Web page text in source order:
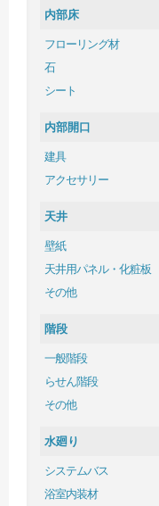
内部床
フローリング材
石
シート
内部開口
建具
アクセサリー
天井
壁紙
天井用パネル・化粧板
その他
階段
一般階段
らせん階段
その他
水廻り
システムバス
浴室内装材